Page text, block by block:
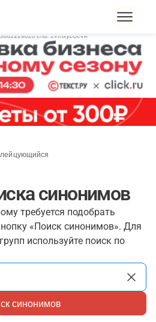
синонимов
требуется подобрать
«Поиск синонимов». Для
используйте поиск по
синонимов